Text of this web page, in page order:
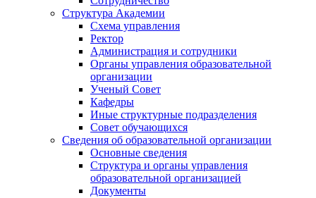
Структура Академии
Схема управления
Ректор
Администрация и сотрудники
Органы управления образовательной
организации
Ученый Совет
Кафедры
Иные структурные подразделения
Совет обучающихся
Сведения об образовательной организации
Основные сведения
Структура и органы управления
образовательной организацией
Документы